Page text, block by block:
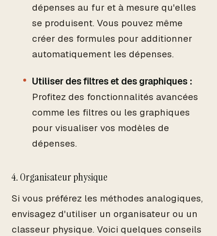
dépenses au fur et à mesure qu'elles
se produisent. Vous pouvez même
créer des formules pour additionner
automatiquement les dépenses.
Utiliser des filtres et des graphiques :
Profitez des fonctionnalités avancées
comme les filtres ou les graphiques
pour visualiser vos modèles de
dépenses.
4. Organisateur physique
Si vous préférez les méthodes analogiques,
envisagez d'utiliser un organisateur ou un
classeur physique. Voici quelques conseils